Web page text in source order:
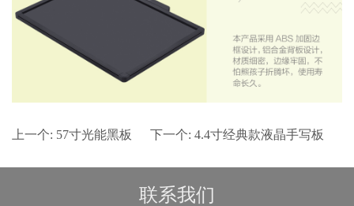
上一个: 57寸光能黑板 下一个: 4.4寸经典款液晶手写板
联系我们